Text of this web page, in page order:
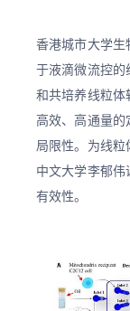
香港城市大学
于液滴微流控
和共培养线粒
高效、高通量
局限性。为线
中文大学李郁
有效性。